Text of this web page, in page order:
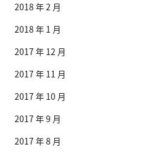
2018 年 2 月
2018 年 1 月
2017 年 12 月
2017 年 11 月
2017 年 10 月
2017 年 9 月
2017 年 8 月